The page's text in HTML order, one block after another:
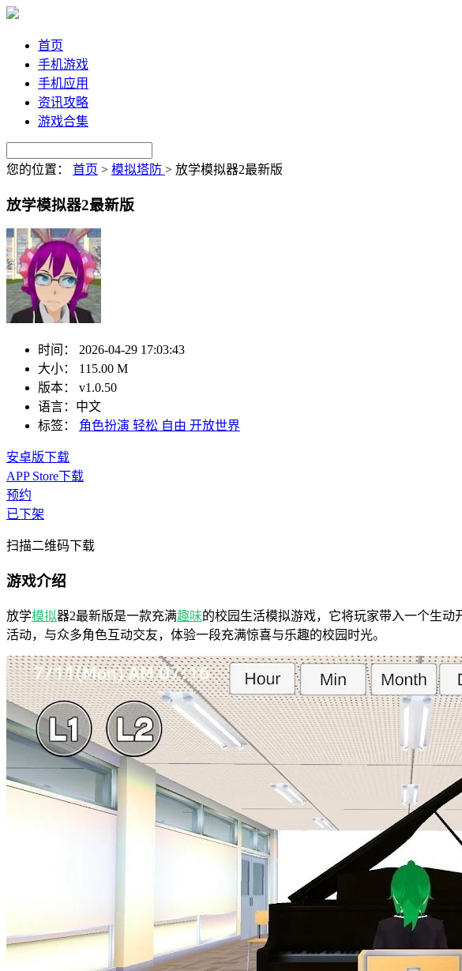
首页
手机游戏
手机应用
资讯攻略
游戏合集
您的位置： 首页 > 模拟塔防 > 放学模拟器2最新版
放学模拟器2最新版
时间：
2026-04-29 17:03:43
大小：
115.00 M
版本：
v1.0.50
语言： 中文
标签：
角色扮演 轻松 自由 开放世界
安卓版下载
APP Store下载
预约
已下架
扫描二维码下载
游戏介绍
放学模拟器2最新版是一款充满趣味的校园生活模拟游戏，它将玩家带入一个生动
活动，与众多角色互动交友，体验一段充满惊喜与乐趣的校园时光。